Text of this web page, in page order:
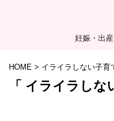
妊娠・出
HOME > イライラしない子育
「 イライラし